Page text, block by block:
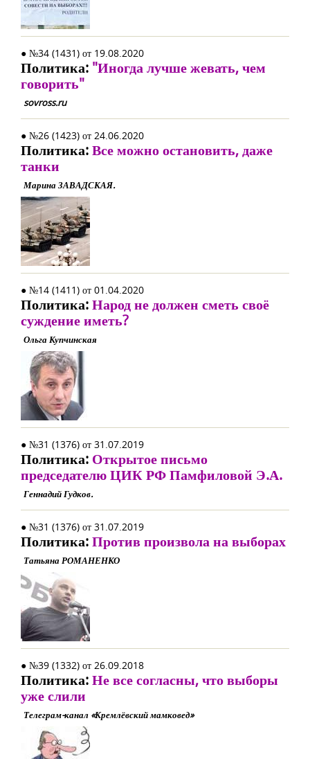
● №34 (1431) от 19.08.2020
Политика: "Иногда лучше жевать, чем
говорить"
sovross.ru
● №26 (1423) от 24.06.2020
Политика:Все можно остановить, даже
танки
Марина ЗАВАДСКАЯ.
● №14 (1411) от 01.04.2020
Политика:Народ не должен сметь своё
суждение иметь?
Ольга Купчинская
● №31 (1376) от 31.07.2019
Политика: Открытое письмо
председателю ЦИК РФ Памфиловой Э.А.
Геннадий Гудков.
● №31 (1376) от 31.07.2019
Политика:Против произвола на выборах
Татьяна РОМАНЕНКО
● №39 (1332) от 26.09.2018
Политика:Не все согласны, что выборы
уже слили
Телеграм-канал «Кремлёвский мамковед»